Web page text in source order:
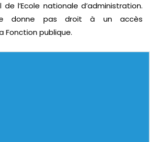
l’Ecole nationale d’administration.
donne pas droit à un accès
Fonction publique.